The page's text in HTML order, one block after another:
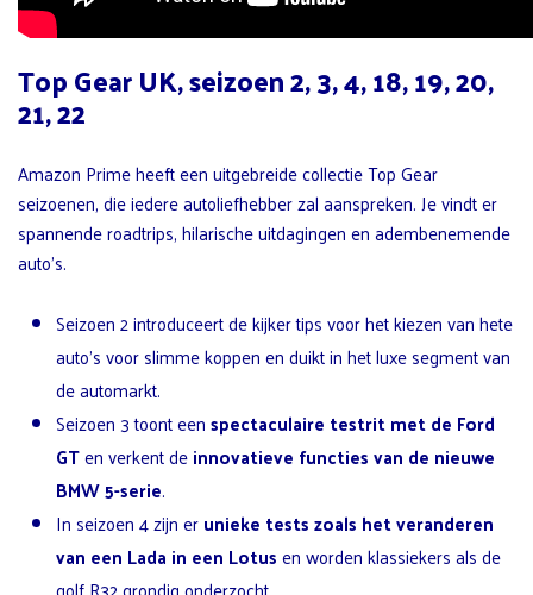
Top Gear UK, seizoen 2, 3, 4, 18, 19, 20,
21, 22
Amazon Prime heeft een uitgebreide collectie Top Gear
seizoenen, die iedere autoliefhebber zal aanspreken. Je vindt er
spannende roadtrips, hilarische uitdagingen en adembenemende
auto’s.
Seizoen 2 introduceert de kijker tips voor het kiezen van hete
auto’s voor slimme koppen en duikt in het luxe segment van
de automarkt.
Seizoen 3 toont eenspectaculaire testrit met de Ford
GTen verkent deinnovatieve functies van de nieuwe
BMW 5-serie.
In seizoen 4 zijn erunieke tests zoals het veranderen
van een Lada in een Lotusen worden klassiekers als de